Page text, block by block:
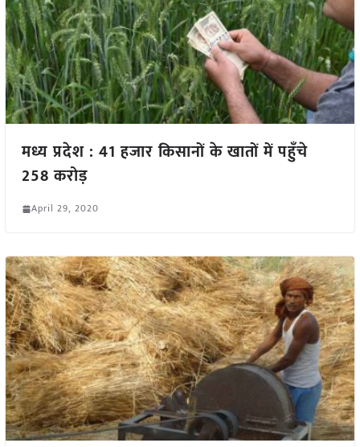
मध्य प्रदेश : 41 हजार किसानों के खातों में पहुँचे
258 करोड़
April 29, 2020